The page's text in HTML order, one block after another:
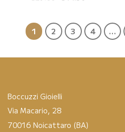
prezzo
€29.00.€14.50.
1 2 3 4 …
Boccuzzi Gioielli
Via Macario, 28
70016 Noicattaro (BA)